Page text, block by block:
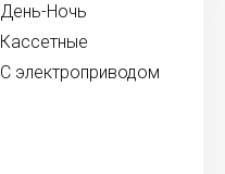
День-Ночь
Кассетные
С электроприводом